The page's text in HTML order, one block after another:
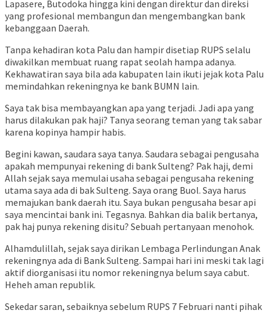
Lapasere, Butodoka hingga kini dengan direktur dan direksi
yang profesional membangun dan mengembangkan bank
kebanggaan Daerah.
Tanpa kehadiran kota Palu dan hampir disetiap RUPS selalu
diwakilkan membuat ruang rapat seolah hampa adanya.
Kekhawatiran saya bila ada kabupaten lain ikuti jejak kota Palu
memindahkan rekeningnya ke bank BUMN lain.
Saya tak bisa membayangkan apa yang terjadi. Jadi apa yang
harus dilakukan pak haji? Tanya seorang teman yang tak sabar
karena kopinya hampir habis.
Begini kawan, saudara saya tanya. Saudara sebagai pengusaha
apakah mempunyai rekening di bank Sulteng? Pak haji, demi
Allah sejak saya memulai usaha sebagai pengusaha rekening
utama saya ada di bak Sulteng. Saya orang Buol. Saya harus
memajukan bank daerah itu. Saya bukan pengusaha besar api
saya mencintai bank ini. Tegasnya. Bahkan dia balik bertanya,
pak haj punya rekening disitu? Sebuah pertanyaan menohok.
Alhamdulillah, sejak saya dirikan Lembaga Perlindungan Anak
rekeningnya ada di Bank Sulteng. Sampai hari ini meski tak lagi
aktif diorganisasi itu nomor rekeningnya belum saya cabut.
Heheh aman republik.
Sekedar saran, sebaiknya sebelum RUPS 7 Februari nanti pihak